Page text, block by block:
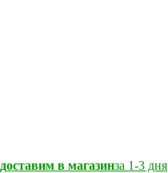
доставим в магазинза 1-3 дня